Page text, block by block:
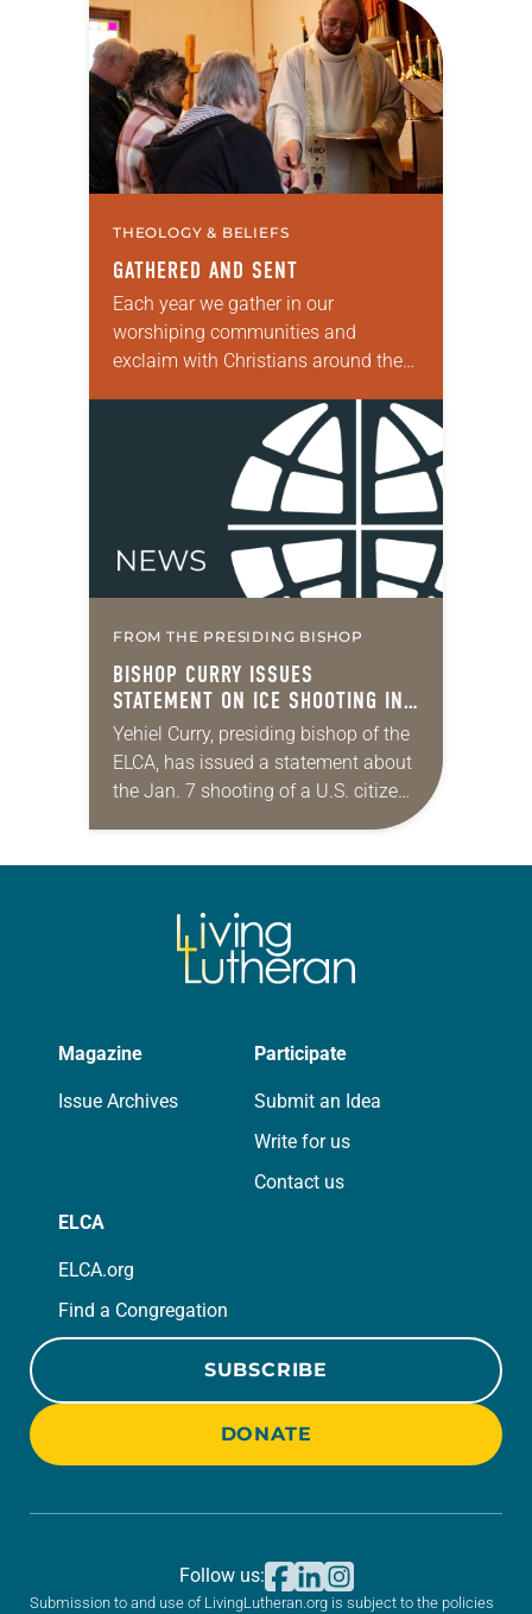
esa idea y el razonamiento que la
respalda. ¿Quién no…
THEOLOGY & BELIEFS
GATHERED AND SENT
Each year we gather in our
worshiping communities and
exclaim with Christians around the
is risen, indeed. Alleluia!” Many of us
FROM THE PRESIDING BISHOP
BISHOP CURRY ISSUES
STATEMENT ON ICE SHOOTING IN
MINNEAPOLIS
Yehiel Curry, presiding bishop of the
ELCA, has issued a statement about
the Jan. 7 shooting of a U.S. citizen
Magazine
Issue Archives
Participate
Submit an Idea
Write for us
Contact us
ELCA
ELCA.org
Find a Congregation
SUBSCRIBE
DONATE
Submission to and use of LivingLutheran.org is subject to the policies
Follow us: